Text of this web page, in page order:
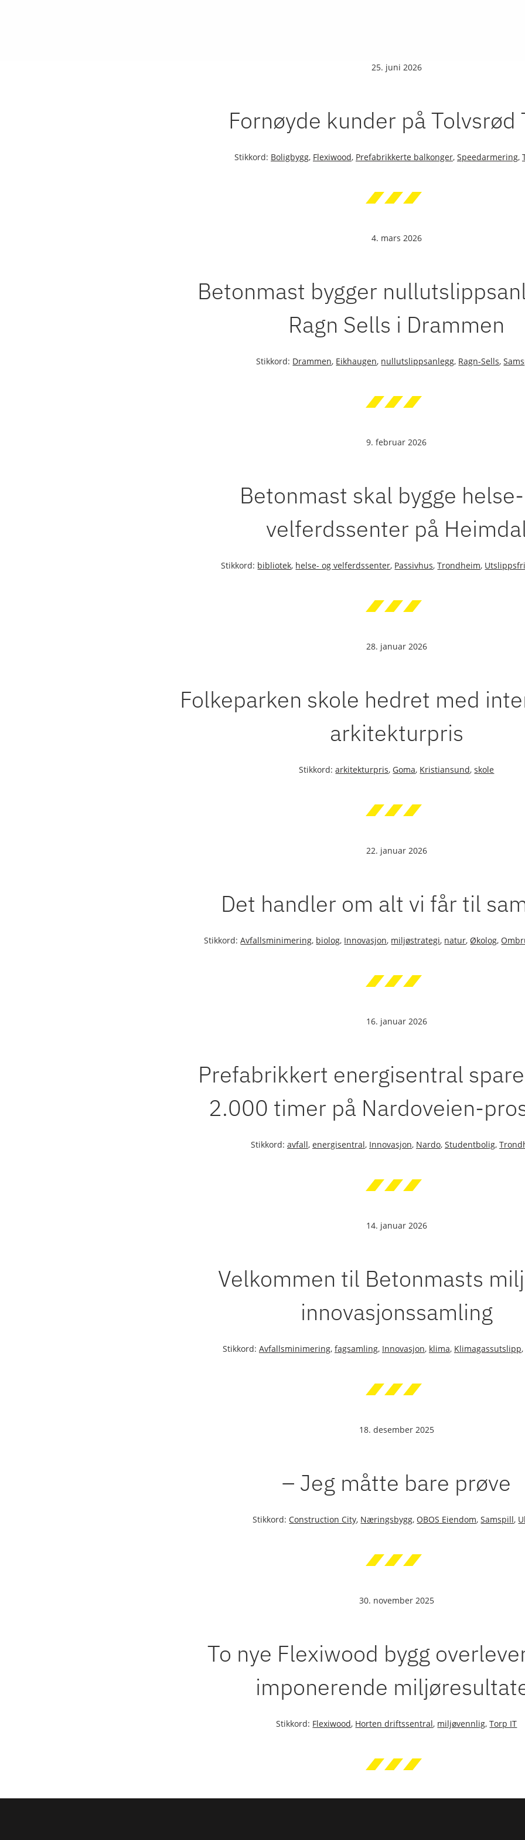
25. juni 2026
Fornøyde kunder på Tolvsrød
Stikkord: Boligbygg, Flexiwood, Prefabrikkerte balkonger, Speedarmering,
4. mars 2026
Betonmast bygger
Ragn Sells i Drammen
Stikkord: Drammen, Eikhaugen, nullutslippsanlegg, Ragn-Sells,
9. februar 2026
Betonmast skal bygge
velferdssenter på
Stikkord: bibliotek, helse- og velferdssenter, Passivhus,Trondheim,
28. januar 2026
Folkeparken skole hedret med
arkitekturpris
Stikkord:arkitekturpris,Goma, Kristiansund,skole
22. januar 2026
Det handler om alt vi får til
Stikkord:Avfallsminimering, biolog, Innovasjon, miljøstrategi, natur,Økolog,
16. januar 2026
Prefabrikkert energisentral
2.000 timer på Nardoveien-
Stikkord: avfall, energisentral, Innovasjon, Nardo, Studentbolig,
14. januar 2026
Velkommen til Betonmasts
innovasjonssamling
Stikkord: Avfallsminimering, fagsamling, Innovasjon, klima, Klimagassutslipp,
18. desember 2025
– Jeg måtte bare prøve
Stikkord:Construction City, Næringsbygg,OBOS Eiendom,Samspill,
30. november 2025
To nye Flexiwood bygg
imponerende
Stikkord: Flexiwood, Horten driftssentral, miljøvennlig,Torp IT